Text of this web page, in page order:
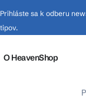
Prihláste sa k odberu
tipov.
O HeavenShop